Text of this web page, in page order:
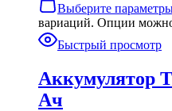
Выберите
вариаций. Опции можно
Быстрый просмотр
Аккумулятор
Ач